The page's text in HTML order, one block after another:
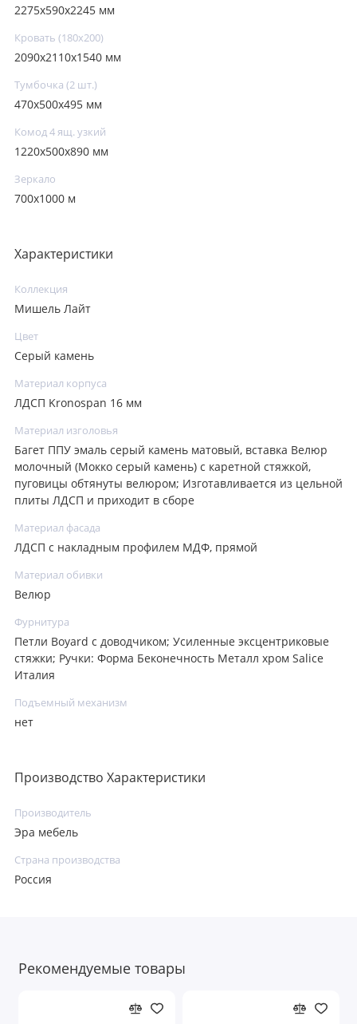
2275x590x2245 мм
Кровать (180х200)
2090х2110x1540 мм
Тумбочка (2 шт.)
470x500x495 мм
Комод 4 ящ. узкий
1220x500x890 мм
Зеркало
700х1000 м
Характеристики
Коллекция
Мишель Лайт
Цвет
Серый камень
Материал корпуса
ЛДСП Kronospan 16 мм
Материал изголовья
Багет ППУ эмаль серый камень матовый, вставка Велюр
молочный (Мокко серый камень) с каретной стяжкой,
пуговицы обтянуты велюром; Изготавливается из цельной
плиты ЛДСП и приходит в сборе
Материал фасада
ЛДСП с накладным профилем МДФ, прямой
Материал обивки
Велюр
Фурнитура
Петли Boyard с доводчиком; Усиленные эксцентриковые
стяжки; Ручки: Форма Беконечность Металл хром Salice
Италия
Подъемный механизм
нет
Производство Характеристики
Производитель
Эра мебель
Страна производства
Россия
Рекомендуемые товары